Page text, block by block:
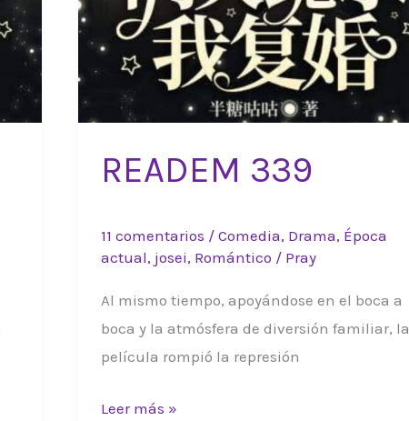
READEM 339
11 comentarios /Comedia, Drama, Época
actual, josei, Romántico / Pray
Al mismo tiempo, apoyándose en el boca a
boca y la atmósfera de diversión familiar, la
película rompió la represión
READEM
Leer más »